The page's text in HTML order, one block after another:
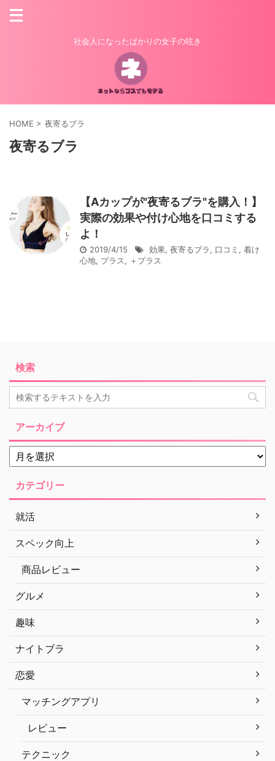
社会人になったばかりの女子の呟き
HOME > 夜寄るブラ
夜寄るブラ
【Aカップが"夜寄るブラ"を購入！】
実際の効果や付け心地を口コミする
よ！
2019/4/15 効果, 夜寄るブラ, 口コミ , 着け
心地, プラス, ＋プラス
検索
アーカイブ
カテゴリー
就活
スペック向上
商品レビュー
グルメ
趣味
ナイトブラ
恋愛
マッチングアプリ
レビュー
テクニック